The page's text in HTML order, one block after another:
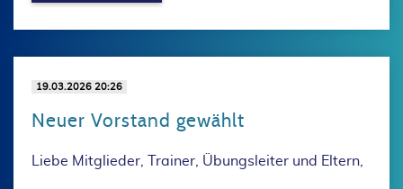
19.03.2026 20:26
Neuer Vorstand gewählt
Liebe Mitglieder, Trainer, Übungsleiter und Eltern,